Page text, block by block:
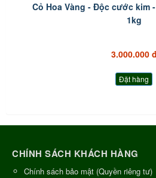
Cỏ Hoa Vàng - Độc cước kim
1kg
3.000.000
Đặt hàng
CHÍNH SÁCH KHÁCH HÀNG
Chính sách bảo mật (Quyền riêng tư)